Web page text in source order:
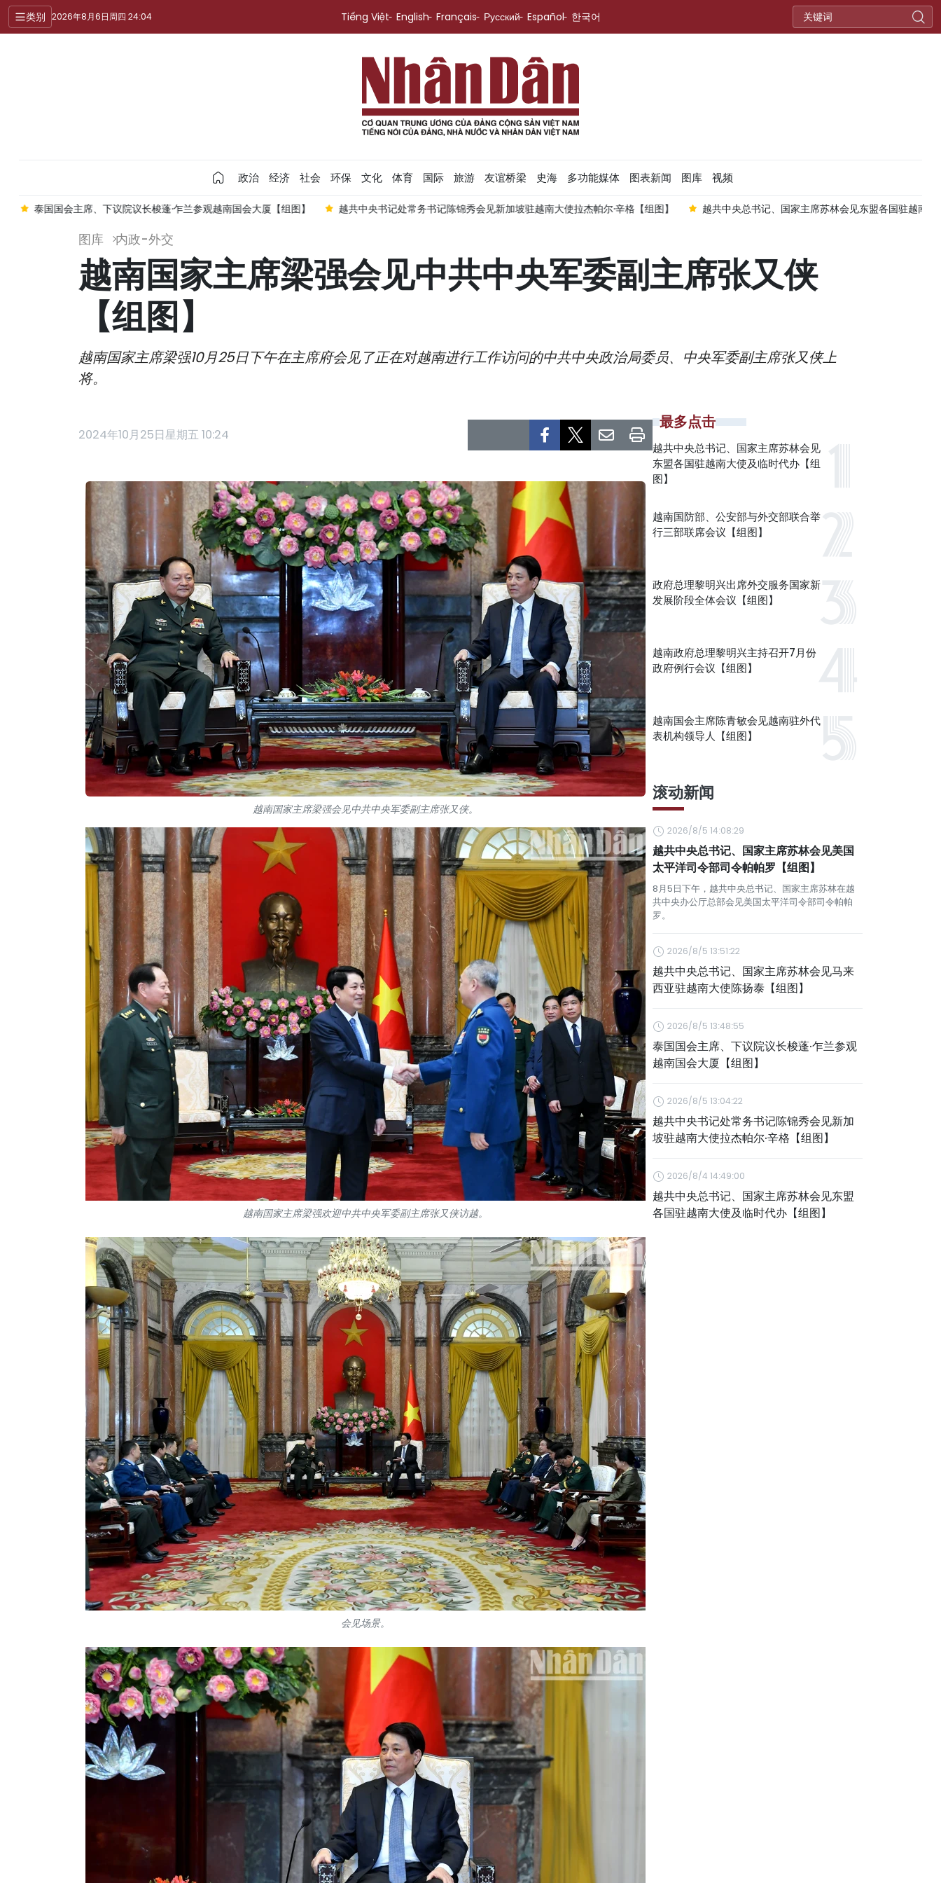
类别 2026年8月6日周四 24:04 Tiếng Việt English Français Русский Español 한국어
政治 经济 社会 环保 文化 体育 国际 旅游 友谊桥梁 史海 多功能媒体 图表新闻 图库 视频
泰国国会主席、下议院议长梭蓬·乍兰参观越南国会大厦【组图】 越共中央书记处常务书记陈锦秀会见新加坡驻越南大使拉杰帕尔·辛格【组图】 越共中央总书记、国家主席苏林会见东盟各国驻越南
图库 内政-外交
越南国家主席梁强会见中共中央军委副主席张又侠
【组图】
越南国家主席梁强10月25日下午在主席府会见了正在对越南进行工作访问的中共中央政治局委员、中央军委副主席张又侠上
将。
2024年10月25日星期五 10:24
越南国家主席梁强会见中共中央军委副主席张又侠。
越南国家主席梁强欢迎中共中央军委副主席张又侠访越。
会见场景。
最多点击
越共中央总书记、国家主席苏林会见
东盟各国驻越南大使及临时代办【组
图】
越南国防部、公安部与外交部联合举
行三部联席会议【组图】
政府总理黎明兴出席外交服务国家新
发展阶段全体会议【组图】
越南政府总理黎明兴主持召开7月份
政府例行会议【组图】
越南国会主席陈青敏会见越南驻外代
表机构领导人【组图】
滚动新闻
2026/8/5 14:08:29
越共中央总书记、国家主席苏林会见美国
太平洋司令部司令帕帕罗【组图】
8月5日下午，越共中央总书记、国家主席苏林在越
共中央办公厅总部会见美国太平洋司令部司令帕帕
罗。
2026/8/5 13:51:22
越共中央总书记、国家主席苏林会见马来
西亚驻越南大使陈扬泰【组图】
2026/8/5 13:48:55
泰国国会主席、下议院议长梭蓬·乍兰参观
越南国会大厦【组图】
2026/8/5 13:04:22
越共中央书记处常务书记陈锦秀会见新加
坡驻越南大使拉杰帕尔·辛格【组图】
2026/8/4 14:49:00
越共中央总书记、国家主席苏林会见东盟
各国驻越南大使及临时代办【组图】